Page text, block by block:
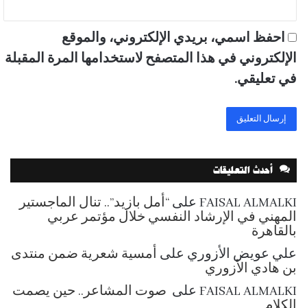
احفظ اسمي، بريدي الإلكتروني، والموقع
الإلكتروني في هذا المتصفح لاستخدامها المرة المقبلة
في تعليقي.
أحدث التعليقات
FAISAL ALMALKI على “أمل بازيد”.. تنال الماجستير
المهني في الإرشاد النفسي خلال مؤتمر عربي
بالقاهرة
علي عويض الأزوري على أمسية شعرية ضمن منتدى
بن هادي الأزوري
FAISAL ALMALKI على صوت المشاعر.. حين يصمت